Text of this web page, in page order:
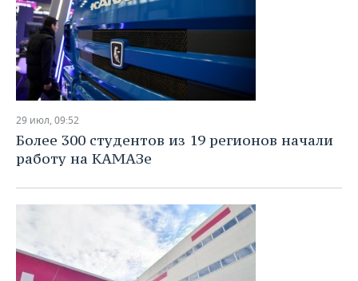
29 июл, 09:52
Более 300 студентов из 19 регионов начали
работу на КАМАЗе